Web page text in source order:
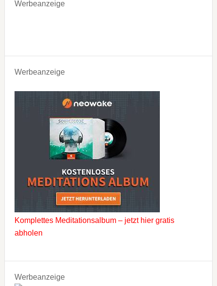
Werbeanzeige
Werbeanzeige
Komplettes Meditationsalbum – jetzt hier gratis
abholen
Werbeanzeige